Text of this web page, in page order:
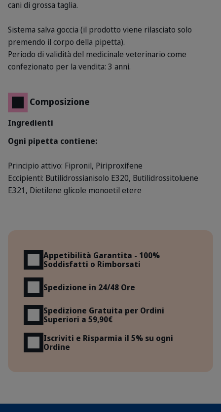
cani di grossa taglia.
Sistema salva goccia (il prodotto viene rilasciato solo
premendo il corpo della pipetta).
Periodo di validità del medicinale veterinario come
confezionato per la vendita: 3 anni.
Composizione
Ingredienti
Ogni pipetta contiene:
Principio attivo: Fipronil, Piriproxifene
Eccipienti: Butilidrossianisolo E320, Butilidrossitoluene
E321, Dietilene glicole monoetil etere
Appetibilità Garantita - 100%
Soddisfatti o Rimborsati
Spedizione in 24/48 Ore
Spedizione Gratuita per Ordini
Superiori a 59,90€
Iscriviti e Risparmia il 5% su ogni
Ordine